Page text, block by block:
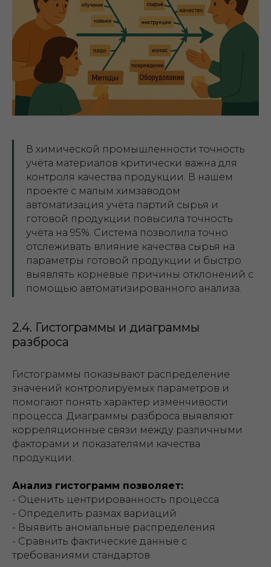
В химической промышленности точность
учёта материалов критически важна для
контроля качества продукции. В нашем
проекте с малым химзаводом
автоматизация учёта партий сырья и
готовой продукции повысила точность
учёта на 95%. Система позволила точно
отслеживать влияние качества сырья на
параметры готовой продукции и быстро
выявлять корневые причины отклонений с
помощью автоматизированного анализа.
2.4. Гистограммы и диаграммы
разброса
Гистограммы показывают распределение
значений контролируемых параметров и
помогают понять характер изменчивости
процесса. Диаграммы разброса выявляют
корреляционные связи между различными
факторами и показателями качества
продукции.
Анализ гистограмм позволяет:
- Оценить центрированность процесса
- Определить размах вариаций
- Выявить аномальные распределения
- Сравнить фактические данные с
требованиями стандартов